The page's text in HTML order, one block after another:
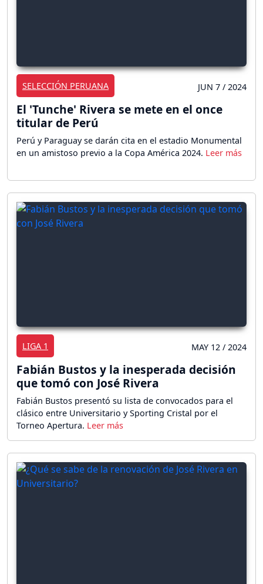
SELECCIÓN PERUANA JUN 7 / 2024
El 'Tunche' Rivera se mete en el once
titular de Perú
Perú y Paraguay se darán cita en el estadio Monumental
en un amistoso previo a la Copa América 2024.
LIGA 1 MAY 12 / 2024
Fabián Bustos y la inesperada decisión
que tomó con José Rivera
Fabián Bustos presentó su lista de convocados para el
clásico entre Universitario y Sporting Cristal por el
Torneo Apertura.